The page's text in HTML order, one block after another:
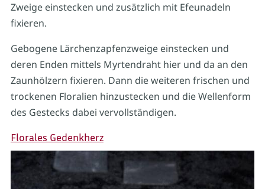
Zweige einstecken und zusätzlich mit Efeunadeln
fixieren.
Gebogene Lärchenzapfenzweige einstecken und
deren Enden mittels Myrtendraht hier und da an den
Zaunhölzern fixieren. Dann die weiteren frischen und
trockenen Floralien hinzustecken und die Wellenform
des Gestecks dabei vervollständigen.
Florales Gedenkherz